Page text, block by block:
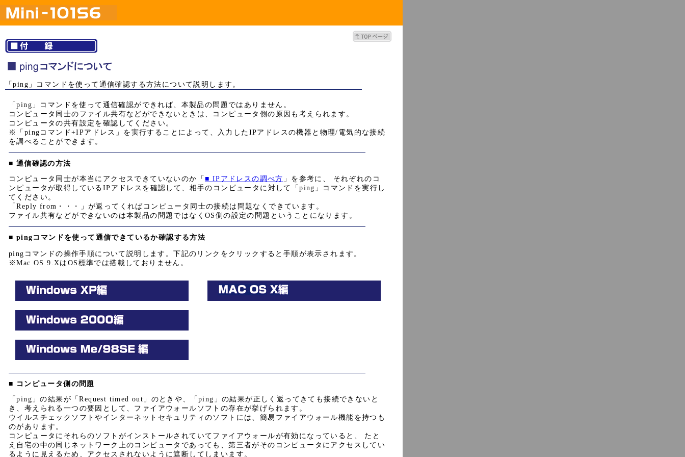
「ping」コマンドを使って通信確認する方法について説明します。
「ping」コマンドを使って通信確認ができれば、本製品の問題ではありません。
コンピュータ同士のファイル共有などができないときは、コンピュータ側の原因も考えられます。
コンピュータの共有設定を確認してください。
※「pingコマンド+IPアドレス」を実行することによって、入力したIPアドレスの機器と物理/電気的な接続
を調べることができます。
■ 通信確認の方法
コンピュータ同士が本当にアクセスできていないのか「 ■ IPアドレスの調べ方 」を参考に、 それぞれのコ
ンピュータが取得しているIPアドレスを確認して、相手のコンピュータに対して「ping」コマンドを実行し
てください。
「Reply from・・・」が返ってくればコンピュータ同士の接続は問題なくできています。
ファイル共有などができないのは本製品の問題ではなくOS側の設定の問題ということになります。
■ pingコマンドを使って通信できているか確認する方法
pingコマンドの操作手順について説明します。下記のリンクをクリックすると手順が表示されます。
※Mac OS 9.XはOS標準では搭載しておりません。
■ コンピュータ側の問題
「ping」の結果が「Request timed out」のときや、「ping」の結果が正しく返ってきても接続できないと
き、考えられる一つの要因として、ファイアウォールソフトの存在が挙げられます。
ウイルスチェックソフトやインターネットセキュリティのソフトには、簡易ファイアウォール機能を持つも
のがあります。
コンピュータにそれらのソフトがインストールされていてファイアウォールが有効になっていると、 たと
え自宅の中の同じネットワーク上のコンピュータであっても、第三者がそのコンピュータにアクセスしてい
るように見えるため、アクセスされないように遮断してしまいます。